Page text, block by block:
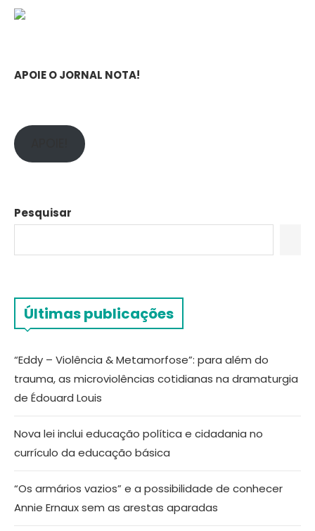
APOIE O JORNAL NOTA!
Pesquisar
Últimas publicações
“Eddy – Violência & Metamorfose”: para além do
trauma, as microviolências cotidianas na dramaturgia
de Édouard Louis
Nova lei inclui educação política e cidadania no
currículo da educação básica
“Os armários vazios” e a possibilidade de conhecer
Annie Ernaux sem as arestas aparadas